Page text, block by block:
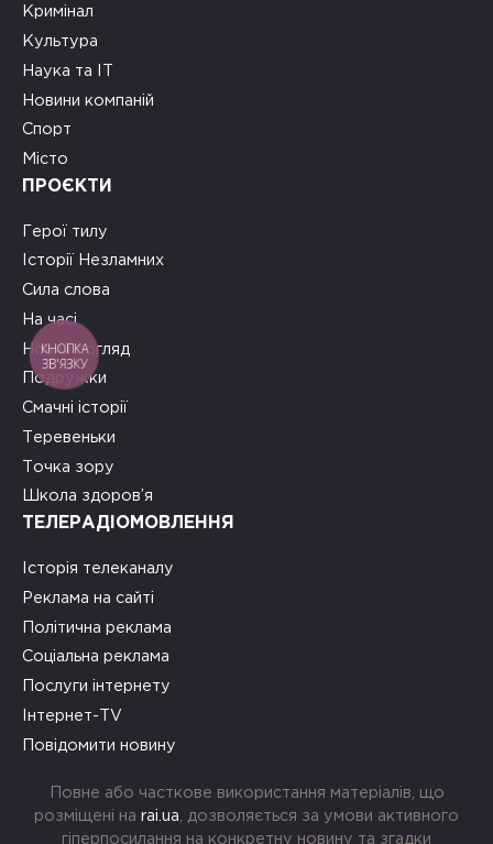
Кримінал
Культура
Наука та ІТ
Новини компаній
Спорт
Місто
ПРОЄКТИ
Герої тилу
Історії Незламних
Сила слова
На часі
Новий погляд
Подружки
Смачні історії
Теревеньки
Точка зору
Школа здоров’я
ТЕЛЕРАДІОМОВЛЕННЯ
Історія телеканалу
Реклама на сайті
Політична реклама
Соціальна реклама
Послуги інтернету
Інтернет-TV
Повідомити новину
Повне або часткове використання матеріалів, що
розміщені на rai.ua , дозволяється за умови активного
гіперпосилання на конкретну новину та згадки
КНОПКА
ЗВ'ЯЗКУ